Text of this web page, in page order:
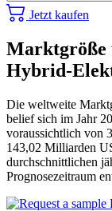
Jetzt kaufen
Marktgröße
Hybrid-
Die weltweite
belief sich im Jahr
voraussichtlich von
143,02 Milliarden
durchschnittlichen
Prognosezeitraum